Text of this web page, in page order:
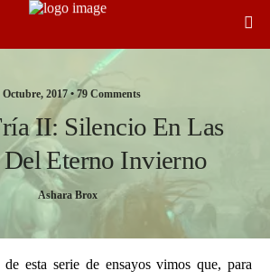
Octubre, 2017 •79 Comments
II: Silencio En Las
Del Eterno Invierno
Ashara Brox
de esta serie de ensayos vimos que, para